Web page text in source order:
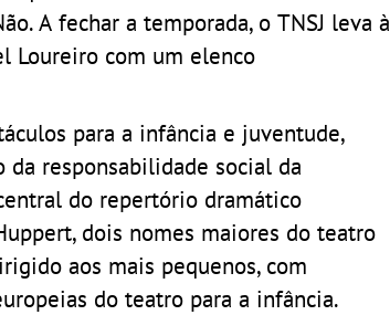
A fechar a temporada, o TNSJ leva à
Loureiro com um elenco
para a infância e juventude,
responsabilidade social da
do repertório dramático
dois nomes maiores do teatro
aos mais pequenos, com
do teatro para a infância.